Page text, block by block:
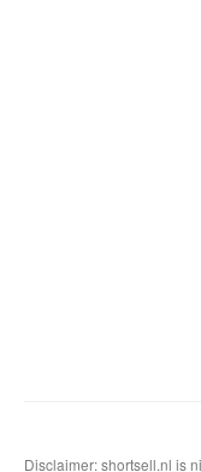
Disclaimer: shortsell.nl is